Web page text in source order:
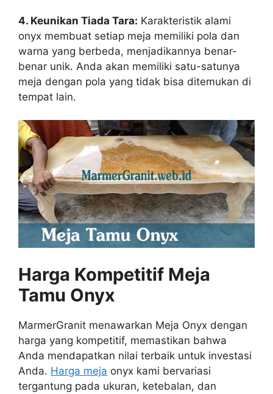
4. Keunikan Tiada Tara: Karakteristik alami
onyx membuat setiap meja memiliki pola dan
warna yang berbeda, menjadikannya benar-
benar unik. Anda akan memiliki satu-satunya
meja dengan pola yang tidak bisa ditemukan di
tempat lain.
Harga Kompetitif Meja
Tamu Onyx
MarmerGranit menawarkan Meja Onyx dengan
harga yang kompetitif, memastikan bahwa
Anda mendapatkan nilai terbaik untuk investasi
Anda. Harga meja onyx kami bervariasi
tergantung pada ukuran, ketebalan, dan